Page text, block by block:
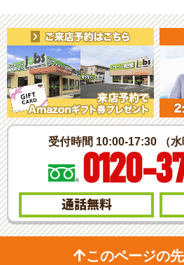
受付時間 10:00-17:30 （水
0120-
通話無料
このページの